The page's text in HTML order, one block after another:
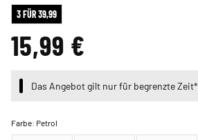
3 FÜR 39,99
15,99 €
Das Angebot gilt nur für begrenzte Zeit*
Farbe: Petrol